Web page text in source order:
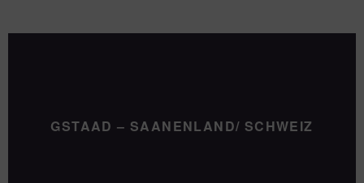
GSTAAD – SAANENLAND/ SCHWEIZ